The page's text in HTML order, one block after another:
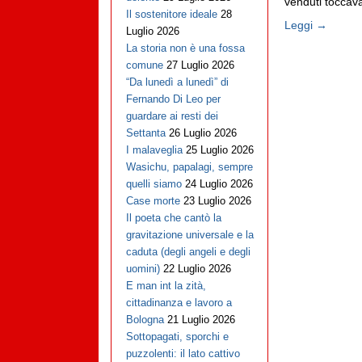
Leggi →
Il sostenitore ideale 28
Luglio 2026
La storia non è una fossa
comune 27 Luglio 2026
“Da lunedì a lunedì” di
Fernando Di Leo per
guardare ai resti dei
Settanta 26 Luglio 2026
I malaveglia 25 Luglio 2026
Wasichu, papalagi, sempre
quelli siamo 24 Luglio 2026
Case morte 23 Luglio 2026
Il poeta che cantò la
gravitazione universale e la
caduta (degli angeli e degli
uomini) 22 Luglio 2026
E man int la zità,
cittadinanza e lavoro a
Bologna 21 Luglio 2026
Sottopagati, sporchi e
puzzolenti: il lato cattivo